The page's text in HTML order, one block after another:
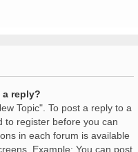
reply?
Topic". To post a reply to a
to register before you can
in each forum is available
Example: You can post